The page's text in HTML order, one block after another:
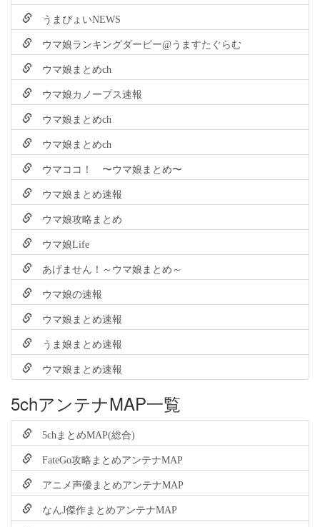
うまぴょいNEWS
ウマ娘ランキングダービー@うますたぐらむ
ウマ娘まとめch
ウマ娘カノープス速報
ウマ娘まとめch
ウマ娘まとめch
ウマココ！ 〜ウマ娘まとめ〜
ウマ娘まとめ速報
ウマ娘攻略まとめ
ウマ娘Life
あげません！～ウマ娘まとめ～
ウマ娘の速報
ウマ娘まとめ速報
うま娘まとめ速報
ウマ娘まとめ速報
5chアンテナMAP一覧
5chまとめMAP(総合)
FateGo攻略まとめアンテナMAP
アニメ声優まとめアンテナMAP
なんJ傑作まとめアンテナMAP